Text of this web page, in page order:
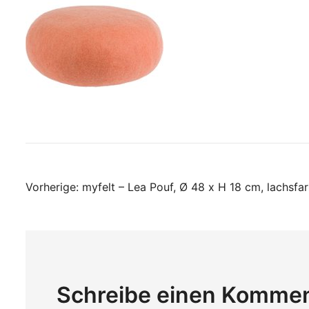
Vorherige: myfelt – Lea Pouf, Ø 48 x H 18 cm,
Schreibe einen